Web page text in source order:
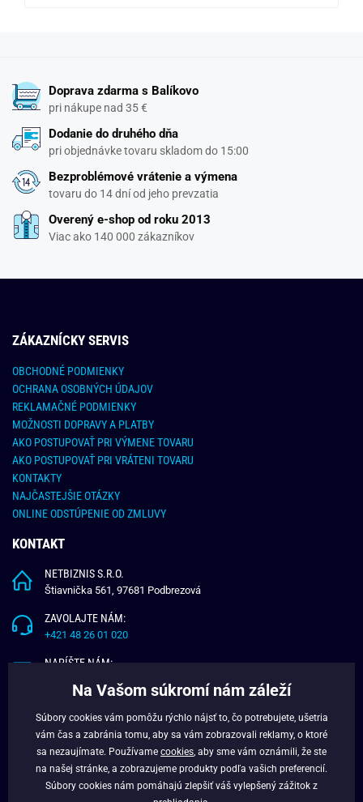
Doprava zdarma s Balíkovo
pri nákupe nad 35 €
Dodanie do druhého dňa
pri objednávke tovaru skladom do 15:00
Bezproblémové vrátenie a výmena
tovaru do 14 dní od jeho prevzatia
Overený e-shop od roku 2013
Viac ako 140 000 zákazníkov
ZÁKAZNÍCKY SERVIS
OBCHODNÉ PODMIENKY
OCHRANA OSOBNÝCH ÚDAJOV
REKLAMAČNÉ PODMIENKY
MOŽNOSTI DOPRAVY A PLATBY
AKO POSTUPOVAŤ PRI VÝMENE TOVARU
AKO POSTUPOVAŤ PRI VRÁTENI TOVARU
KONTAKTY
NAJČASTEJŠIE OTÁZKY
ONLINE ODSTÚPENIE OD ZMLUVY
KONTAKT
NETBIZNIS S.R.O.
Štiavnička 561, 97681 Podbrezová
ZAVOLAJTE NÁM:
+421 48 26 01 020
NAPÍŠTE NÁM:
O NÁS
VERNOSTNÝ PROGRAM
BLOG
Na Vašom súkromí nám záleží
Súbory cookies vám pomôžu rýchlo nájsť to, čo potrebujete, ušetria
vám čas a zabránia tomu, aby sa vám zobrazovali reklamy, o ktoré
sa nezaujímate. Používame cookies , aby sme vám oznámili, že ste
na našej stránke, a zobrazujeme produkty podľa vašich preferencií.
Súbory cookies nám pomáhajú zlepšiť váš vylepšený zážitok z